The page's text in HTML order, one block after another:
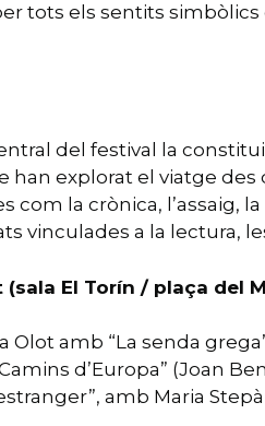
tots els sentits simbòlics
del festival la
han explorat el viatge des
com la crònica, l’assaig,
vinculades a la lectura,
El Torín / plaça del
Olot amb “La senda
d’Europa” (Joan
amb Maria